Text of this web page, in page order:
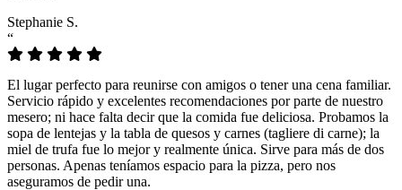
Stephanie S.
“
El lugar perfecto para reunirse con amigos o tener una cena familiar.
Servicio rápido y excelentes recomendaciones por parte de nuestro
mesero; ni hace falta decir que la comida fue deliciosa. Probamos la
sopa de lentejas y la tabla de quesos y carnes (tagliere di carne); la
miel de trufa fue lo mejor y realmente única. Sirve para más de dos
personas. Apenas teníamos espacio para la pizza, pero nos
aseguramos de pedir una.